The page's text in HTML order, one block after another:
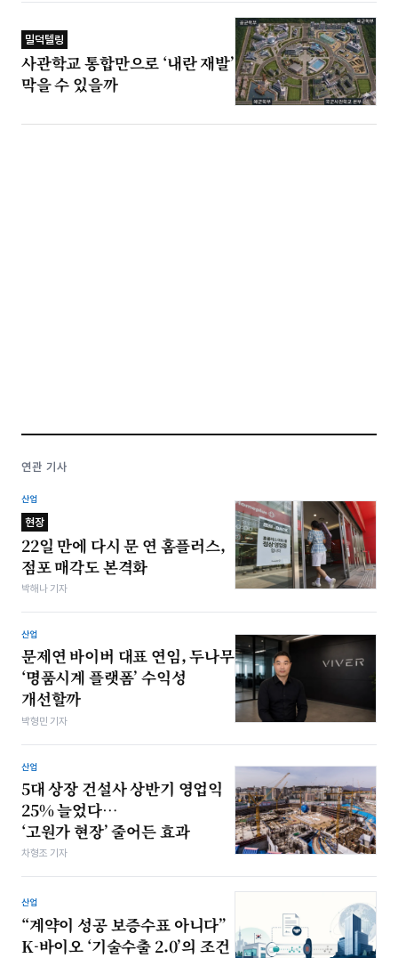
밀덕텔링
사관학교 통합만으로 ‘내란 재발’
막을 수 있을까
연관 기사
산업
현장
22일 만에 다시 문 연 홈플러스,
점포 매각도 본격화
박해나 기자
산업
문제연 바이버 대표 연임, 두나무
‘명품시계 플랫폼’ 수익성
개선할까
박형민 기자
산업
5대 상장 건설사 상반기 영업익
25% 늘었다…
‘고원가 현장’ 줄어든 효과
차형조 기자
산업
“계약이 성공 보증수표 아니다”
K-바이오 ‘기술수출 2.0’의 조건